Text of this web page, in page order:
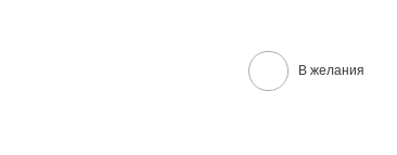
В желания